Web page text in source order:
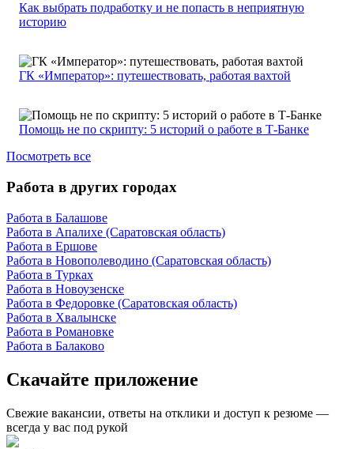
Как выбрать подработку и не попасть в неприятную
историю
ГК «Император»: путешествовать, работая вахтой
Помощь не по скрипту: 5 историй о работе в Т-Банке
Посмотреть все
Работа в других городах
Работа в Балашове
Работа в Апалихе (Саратовская область)
Работа в Ершове
Работа в Новополеводино (Саратовская область)
Работа в Турках
Работа в Новоузенске
Работа в Федоровке (Саратовская область)
Работа в Хвалынске
Работа в Романовке
Работа в Балаково
Скачайте приложение
Свежие вакансии, ответы на отклики и доступ к резюме —
всегда у вас под рукой